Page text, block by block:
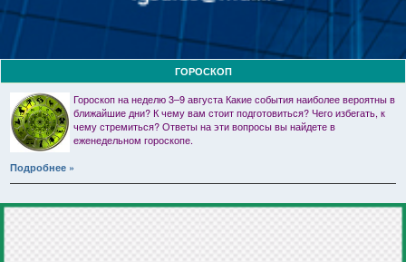
ГОРОСКОП
Гороскоп на неделю 3–9 августа Какие события наиболее вероятны в
ближайшие дни? К чему вам стоит подготовиться? Чего избегать, к
чему стремиться? Ответы на эти вопросы вы найдете в
еженедельном гороскопе.
Подробнее »